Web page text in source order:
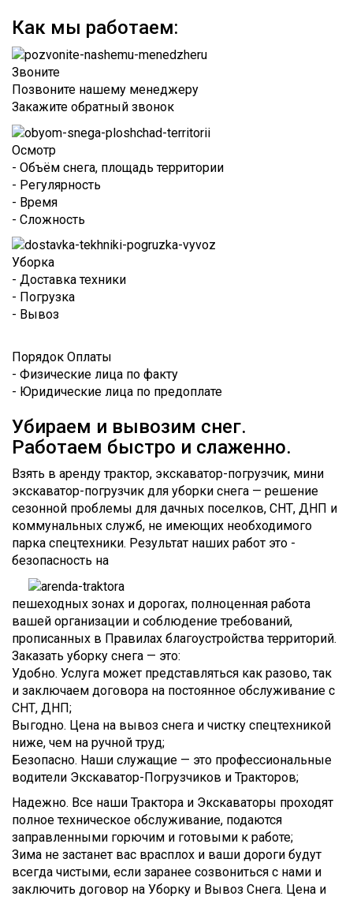
Как мы работаем:
Звоните
Позвоните нашему менеджеру
Закажите обратный звонок
Осмотр
- Объём снега, площадь территории
- Регулярность
- Время
- Сложность
Уборка
- Доставка техники
- Погрузка
- Вывоз
Порядок Оплаты
- Физические лица по факту
- Юридические лица по предоплате
Убираем и вывозим снег.
Работаем быстро и слаженно.
Взять в аренду трактор, экскаватор-погрузчик, мини
экскаватор-погрузчик для уборки снега — решение
сезонной проблемы для дачных поселков, СНТ, ДНП и
коммунальных служб, не имеющих необходимого
парка спецтехники. Результат наших работ это -
безопасность на
пешеходных зонах и дорогах, полноценная работа
вашей организации и соблюдение требований,
прописанных в Правилах благоустройства территорий.
Заказать уборку снега — это:
Удобно. Услуга может представляться как разово, так
и заключаем договора на постоянное обслуживание с
СНТ, ДНП;
Выгодно. Цена на вывоз снега и чистку спецтехникой
ниже, чем на ручной труд;
Безопасно. Наши служащие — это профессиональные
водители Экскаватор-Погрузчиков и Тракторов;
Надежно. Все наши Трактора и Экскаваторы проходят
полное техническое обслуживание, подаются
заправленными горючим и готовыми к работе;
Зима не застанет вас врасплох и ваши дороги будут
всегда чистыми, если заранее созвониться с нами и
заключить договор на Уборку и Вывоз Снега. Цена и